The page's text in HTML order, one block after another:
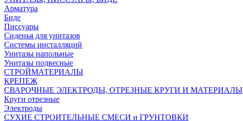
Арматура
Биде
Писсуары
Сиденья для унитазов
Системы инсталляций
Унитазы напольные
Унитазы подвесные
СТРОЙМАТЕРИАЛЫ
КРЕПЕЖ
СВАРОЧНЫЕ ЭЛЕКТРОДЫ, ОТРЕЗНЫЕ КРУГИ И МАТЕРИАЛЫ
Круги отрезные
Электроды
СУХИЕ СТРОИТЕЛЬНЫЕ СМЕСИ и ГРУНТОВКИ